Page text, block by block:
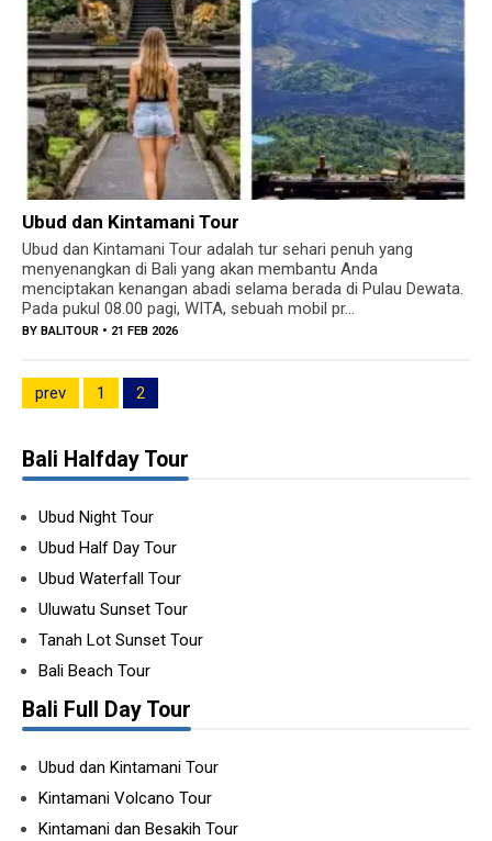
Ubud dan Kintamani Tour
Ubud dan Kintamani Tour adalah tur sehari penuh yang
menyenangkan di Bali yang akan membantu Anda
menciptakan kenangan abadi selama berada di Pulau Dewata.
Pada pukul 08.00 pagi, WITA, sebuah mobil pr...
BY BALITOUR • 21 FEB 2026
prev 1 2
Bali Halfday Tour
Ubud Night Tour
Ubud Half Day Tour
Ubud Waterfall Tour
Uluwatu Sunset Tour
Tanah Lot Sunset Tour
Bali Beach Tour
Bali Full Day Tour
Ubud dan Kintamani Tour
Kintamani Volcano Tour
Kintamani dan Besakih Tour